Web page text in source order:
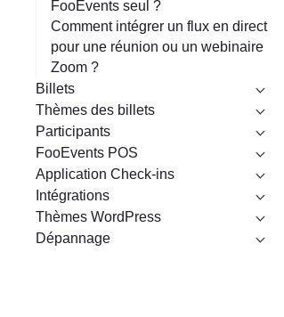
FooEvents seul ?
Comment intégrer un flux en direct
pour une réunion ou un webinaire
Zoom ?
Billets
Thèmes des billets
Participants
FooEvents POS
Application Check-ins
Intégrations
Thèmes WordPress
Dépannage